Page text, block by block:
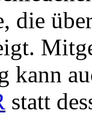
die
kann
statt